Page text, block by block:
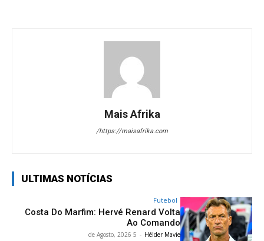
Mais Afrika
https://maisafrika.com/
ULTIMAS NOTÍCIAS
Futebol
Costa Do Marfim: Hervé Renard Volta
Ao Comando
Hélder Mavie
-
5 de Agosto, 2026